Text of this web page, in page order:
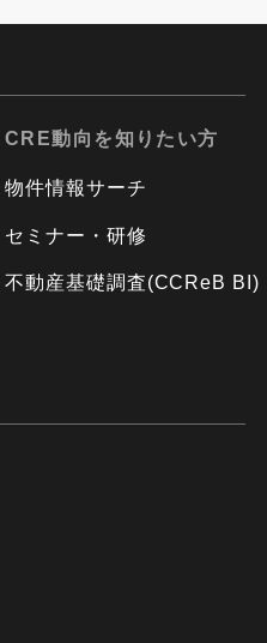
CRE動向を知りたい方
物件情報サーチ
セミナー・研修
不動産基礎調査(CCReB BI)